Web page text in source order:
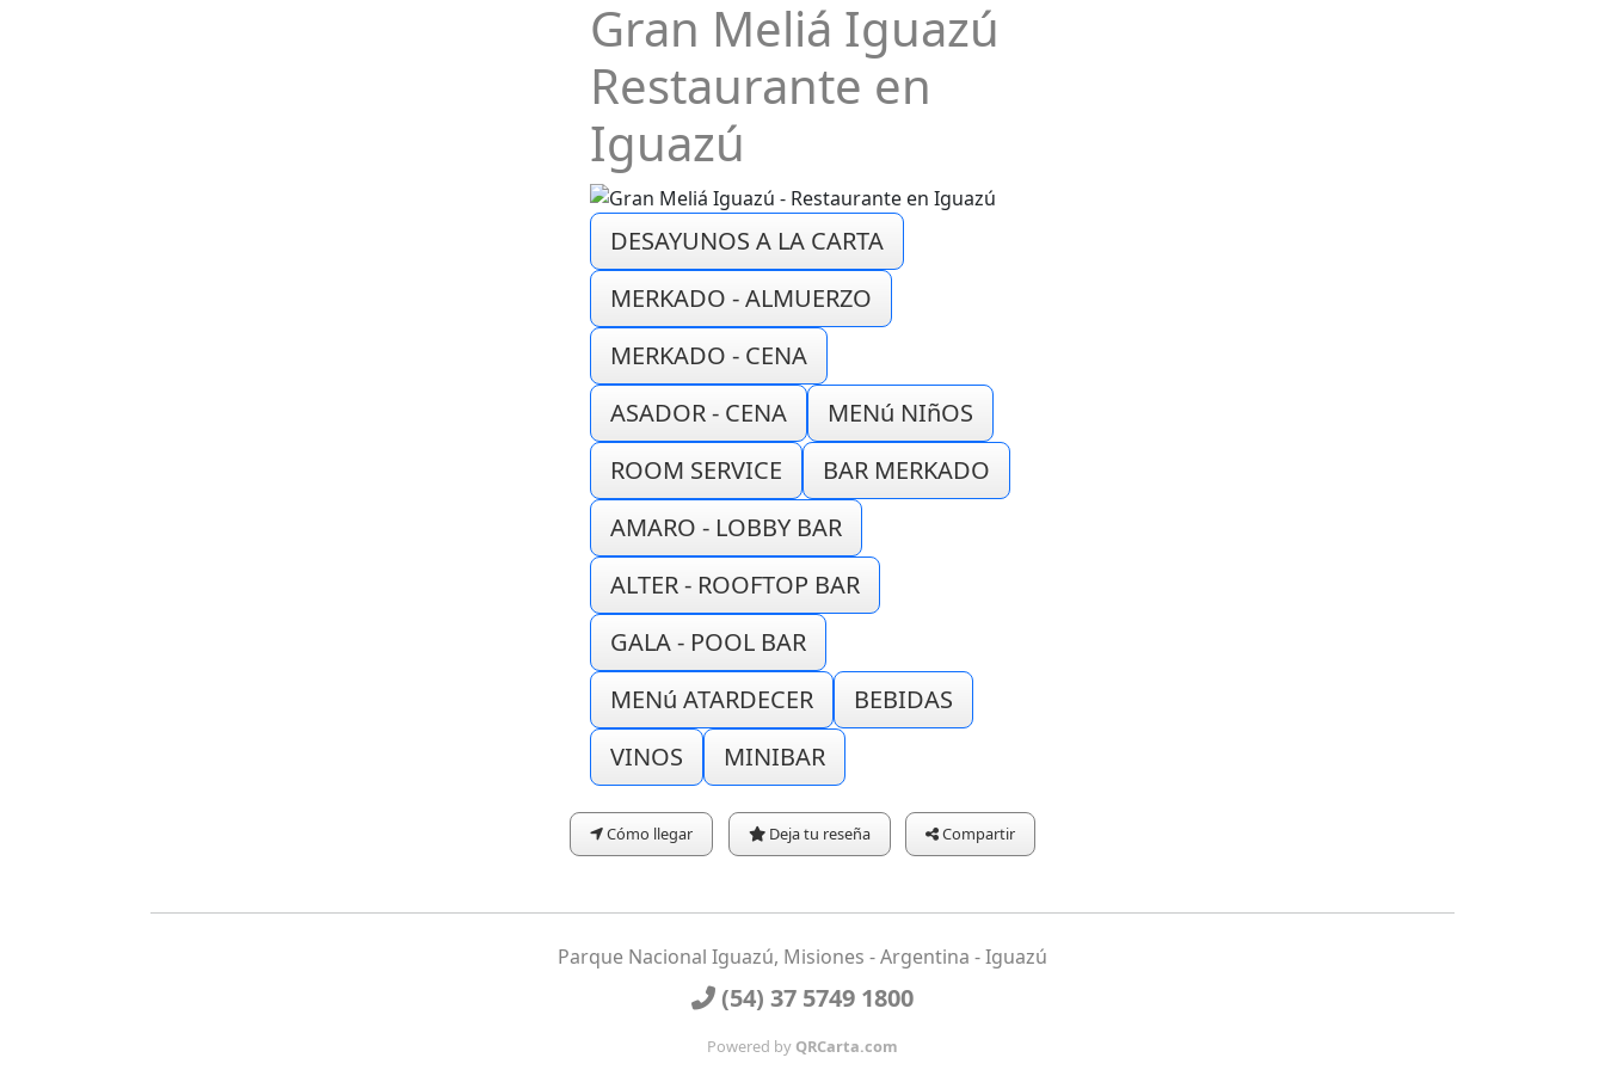
Gran Meliá Iguazú
Restaurante en
Iguazú
DESAYUNOS A LA CARTA
MERKADO - ALMUERZO
MERKADO - CENA
ASADOR - CENA
MENú NIñOS
ROOM SERVICE
BAR MERKADO
AMARO - LOBBY BAR
ALTER - ROOFTOP BAR
GALA - POOL BAR
MENú ATARDECER
BEBIDAS
VINOS
MINIBAR
Cómo llegar Deja tu reseña Compartir
Parque Nacional Iguazú, Misiones - Argentina - Iguazú
(54) 37 5749 1800
Powered by QRCarta.com